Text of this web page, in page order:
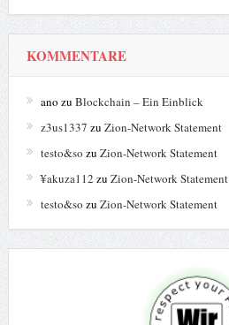
KOMMENTARE
ano zu Blockchain – Ein Einblick
z3us1337 zu Zion-Network Statement
testo&so zu Zion-Network Statement
¥akuza112 zu Zion-Network Statement
testo&so zu Zion-Network Statement